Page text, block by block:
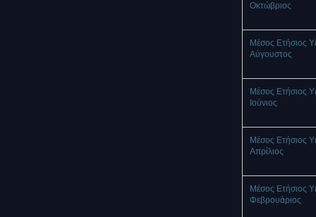
Οκτώβριος
Μέσος Ετήσιος
Αύγουστος
Μέσος Ετήσιος
Ιούνιος
Μέσος Ετήσιος
Απρίλιος
Μέσος Ετήσιος
Φεβρουάριος